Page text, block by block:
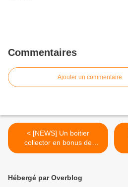
Commentaires
Ajouter un commentaire
< [NEWS] Un boitier
collector en bonus de
précommande pour Call of
Hébergé par Overblog